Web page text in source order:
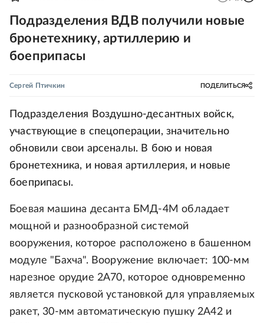
Подразделения ВДВ получили новые
бронетехнику, артиллерию и
боеприпасы
Сергей Птичкин ПОДЕЛИТЬСЯ
Подразделения Воздушно-десантных войск,
участвующие в спецоперации, значительно
обновили свои арсеналы. В бою и новая
бронетехника, и новая артиллерия, и новые
боеприпасы.
Боевая машина десанта БМД-4М обладает
мощной и разнообразной системой
вооружения, которое расположено в башенном
модуле "Бахча". Вооружение включает: 100-мм
нарезное орудие 2А70, которое одновременно
является пусковой установкой для управляемых
ракет, 30-мм автоматическую пушку 2А42 и